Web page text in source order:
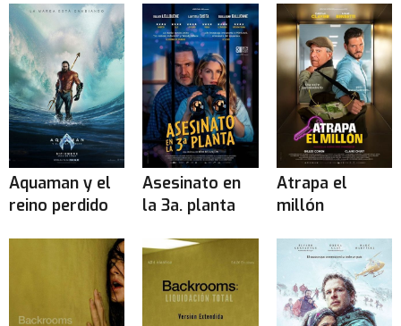
Aquaman y el
reino perdido
Asesinato en
la 3a. planta
Atrapa el
millón